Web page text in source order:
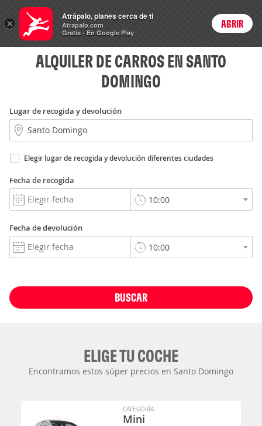
Rent
a Car Login
ALQUILER DE CARROS EN SANTO
DOMINGO
Lugar de recogida y devolución
Elegir lugar de recogida y devolución diferentes ciudades
Fecha de recogida
Fecha de devolución
BUSCAR
ELIGE TU COCHE
Encontramos estos súper precios en Santo Domingo
CATEGORÍA
Mini
×
Atrápalo, planes cerca de ti
Atrapalo.com
Gratis - En Google Play
ABRIR